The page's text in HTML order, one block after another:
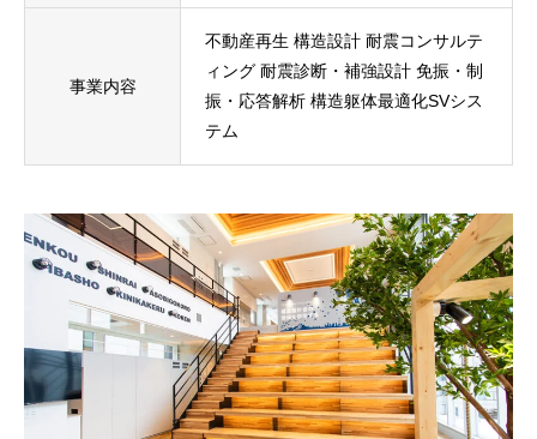
事業内容
不動産再生 構造設計 耐震コンサルテ
ィング 耐震診断・補強設計 免振・制
振・応答解析 構造躯体最適化SVシス
テム